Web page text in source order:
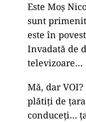
Este Moș
sunt
este în
Invadată de
televizoare…
Mă, dar
plătiți de
conduceți…